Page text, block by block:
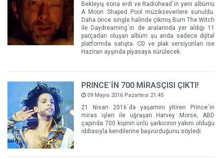
Bekleyiş sona erdi ve Radiohead´in yeni albümü
A Moon Shaped Pool müzikseverlere sunuldu.
Daha önce single halinde çıkmış Burn The Witch
ile Daydreaming´in de aralarında yer aldığı 11
parçadan oluşan albüm şu anda sadece dijital
platformda satışta. CD ve plak versiyonları ise
Haziran ayşında piyasaya sürülecek.
PRINCE´İN 700 MİRASÇISI ÇIKTI!
09 Mayıs 2016 Pazartesi 21:45
21 Nisan 2016´da yaşamını yitiren Prince´in
miras işleri ile uğraşan Harvey Morse, ABD
çapında 700 kişinin ünlü şarkıcının yakını olduğu
iddiasıyla kendilerine başvurduğunu söyledi: